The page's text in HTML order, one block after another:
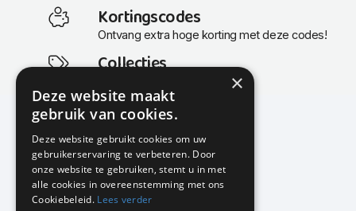
Kortingscodes
Ontvang extra hoge korting met deze codes!
Collecties
Actuele en populaire collecties
KMP Kantoormeubilair
Airport Business Park
Frankfurtstraat 29-31
1175 RH Lijnden
×
Deze website maakt
gebruik van cookies.
Deze website gebruikt cookies om uw
gebruikerservaring te verbeteren. Door
onze website te gebruiken, stemt u in met
alle cookies in overeenstemming met ons
Cookiebeleid. Lees verder